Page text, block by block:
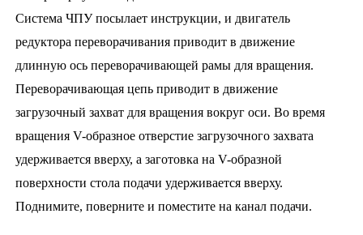
Система ЧПУ посылает инструкции, и двигатель
редуктора переворачивания приводит в движение
длинную ось переворачивающей рамы для вращения.
Переворачивающая цепь приводит в движение
загрузочный захват для вращения вокруг оси. Во время
вращения V-образное отверстие загрузочного захвата
удерживается вверху, а заготовка на V-образной
поверхности стола подачи удерживается вверху.
Поднимите, поверните и поместите на канал подачи.